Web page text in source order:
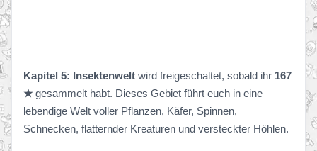
Kapitel 5: Insektenwelt wird freigeschaltet, sobald ihr 167
★gesammelt habt. Dieses Gebiet führt euch in eine
lebendige Welt voller Pflanzen, Käfer, Spinnen,
Schnecken, flatternder Kreaturen und versteckter Höhlen.